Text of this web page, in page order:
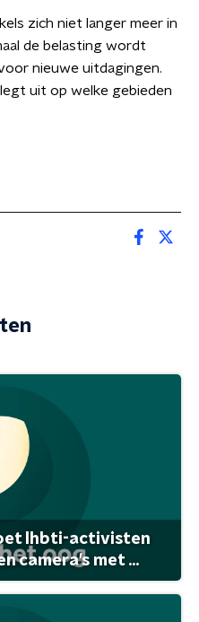
zich niet langer meer in
de belasting wordt
nieuwe uitdagingen.
uit op welke gebieden
lhbti-activisten
camera's met ...